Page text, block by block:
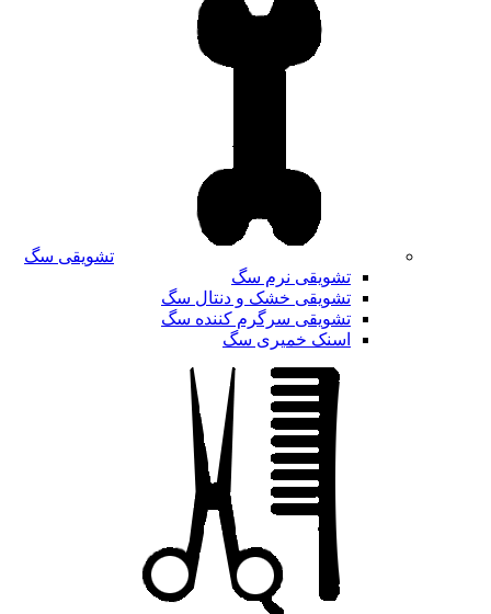
تشویقی سگ
تشویقی نرم سگ
تشویقی خشک و دنتال سگ
تشویقی سرگرم کننده سگ
اسنک خمیری سگ